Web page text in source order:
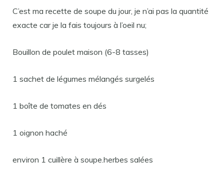
C’est ma recette de soupe du jour, je n’ai pas la quantité
exacte car je la fais toujours à l’oeil nu;
Bouillon de poulet maison (6-8 tasses)
1 sachet de légumes mélangés surgelés
1 boîte de tomates en dés
1 oignon haché
environ 1 cuillère à soupe.herbes salées